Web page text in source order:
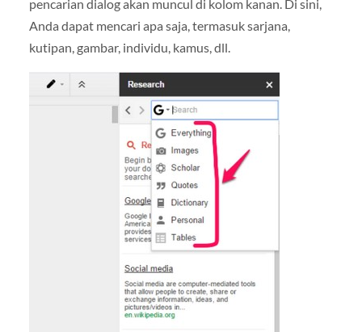
pencarian dialog akan muncul di kolom kanan. Di sini,
Anda dapat mencari apa saja, termasuk sarjana,
kutipan, gambar, individu, kamus, dll.